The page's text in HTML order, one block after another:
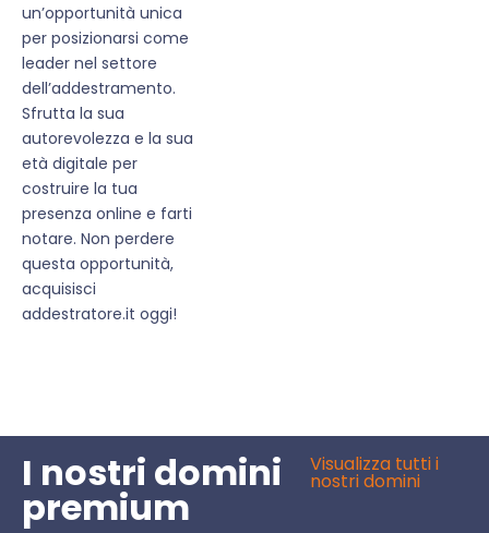
un’opportunità unica
per posizionarsi come
leader nel settore
dell’addestramento.
Sfrutta la sua
autorevolezza e la sua
età digitale per
costruire la tua
presenza online e farti
notare. Non perdere
questa opportunità,
acquisisci
addestratore.it oggi!
I nostri domini
premium
Visualizza tutti i
nostri domini